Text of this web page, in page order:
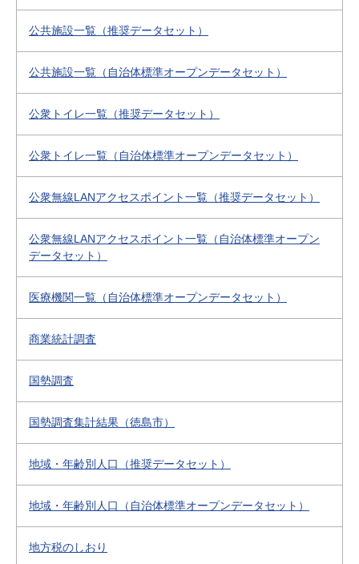
公共施設一覧（推奨データセット）
公共施設一覧（自治体標準オープンデータセット）
公衆トイレ一覧（推奨データセット）
公衆トイレ一覧（自治体標準オープンデータセット）
公衆無線LANアクセスポイント一覧（推奨データセット）
公衆無線LANアクセスポイント一覧（自治体標準オープン
データセット）
医療機関一覧（自治体標準オープンデータセット）
商業統計調査
国勢調査
国勢調査集計結果（徳島市）
地域・年齢別人口（推奨データセット）
地域・年齢別人口（自治体標準オープンデータセット）
地方税のしおり